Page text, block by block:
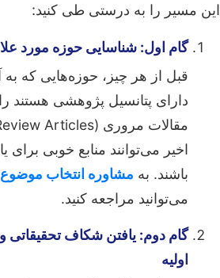
این مسیر را به درستی طی کنید:
گام اول: شناسایی حوزه مورد
قبل از هر چیز، حوزه‌هایی که به
دارای پتانسیل پژوهشی هستند
اخیر می‌توانند منابع خوبی برای
باشند. به مشاوره انتخاب موضوع
می‌توانید مراجعه کنید.
گام دوم: یافتن شکاف تحقیقاتی
اولیه